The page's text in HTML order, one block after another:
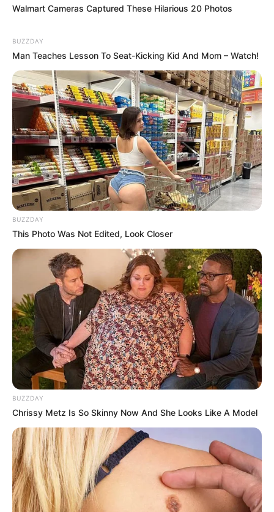
keberadaan Tuhan di bangunan kubah yang kita
sebut masjid itu. Tapi di mana saya melihat Tuhan
dan menyebabkan saya bersujud pada-Nya, di
sanalah masjid.
Jika kita ingin menjadi manusia yang mulia, maka tak
ada cara lain kecuali menyandingkan diri kita dengan
Al-Quran.
Semakin mengaji, semakin kita paham betapa tak
terbatasnya medan makna AlQuran dan betapa
rendah hati. Bukan justru semakin sok.
Nikmat terbesar Tuhan kepada kita adalah
kemerdekaan. Kita diciptakan merdeka. Syukuri
dengan mau menjadi diri sendiri.
Jika ada pendakwah Islam yang justru mencerai-
beraikan sesama muslim atas nama perbedaan
pandangan, ia berarti telah mengkhianati Nabi.
Karena Nabi mempersatukan, tapi ia mencerai-
beraikan.
Matematika Allah bukan dihitung dari seberapa
langkah kita (ke masjid). Tapi seberapa besar
kemauan kita.
Kalau diperintah atau dilarang atas sesuatu yang tak
ada alasan rasionalnya, maka di sanalah ketaatan
Walmart Cameras Captured These Hilarious 20 Photos
BUZZDAY
Man Teaches Lesson To Seat-Kicking Kid And Mom – Watch!
BUZZDAY
This Photo Was Not Edited, Look Closer
BUZZDAY
Chrissy Metz Is So Skinny Now And She Looks Like A Model